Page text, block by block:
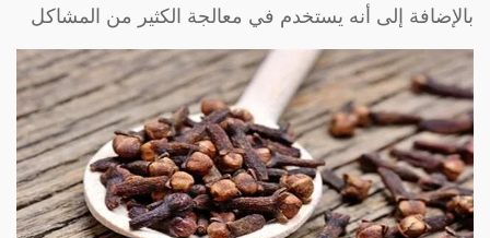
بالإضافة إلى أنه يستخدم في معالجة الكثير من المشاكل